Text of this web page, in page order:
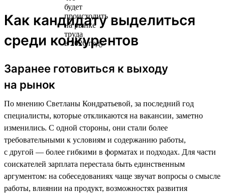
Как кандидату выделиться
среди конкурентов
Заранее готовиться к выходу
на рынок
По мнению Светланы Кондратьевой, за последний год
специалисты, которые откликаются на вакансии, заметно
изменились. С одной стороны, они стали более
требовательными к условиям и содержанию работы,
с другой — более гибкими в форматах и подходах. Для части
соискателей зарплата перестала быть единственным
аргументом: на собеседованиях чаще звучат вопросы о смысле
работы, влиянии на продукт, возможностях развития